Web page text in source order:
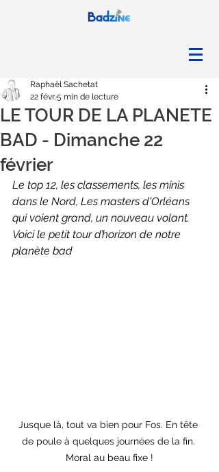
LE TOUR DE LA PLANETE
BAD - Dimanche 22
février
Raphaël Sachetat
22 févr.5 min de lecture
Le top 12, les classements, les minis
dans le Nord, Les masters d'Orléans
qui voient grand, un nouveau volant.
Voici le petit tour d’horizon de notre
planète bad
Jusque là, tout va bien pour Fos. En tête
de poule à quelques journées de la fin.
Moral au beau fixe !